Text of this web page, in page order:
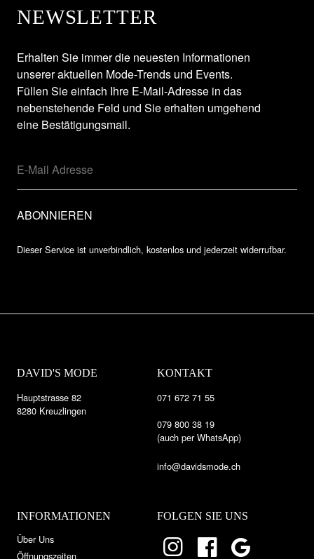
NEWSLETTER
Erhalten Sie immer die neuesten Informationen
unserer aktuellen Mode-Trends und Events.
Füllen Sie einfach Ihre E-Mail-Adresse in das
nebenstehende Feld und Sie erhalten umgehend
eine Bestätigungsmail.
Dieser Service ist unverbindlich, kostenlos und jederzeit widerrufbar.
DAVID'S MODE
Hauptstrasse 82
8280 Kreuzlingen
KONTAKT
071 672 71 55
079 800 38 19
(auch per WhatsApp)
info@davidsmode.ch
INFORMATIONEN
Über Uns
Öffnungszeiten
FOLGEN SIE UNS